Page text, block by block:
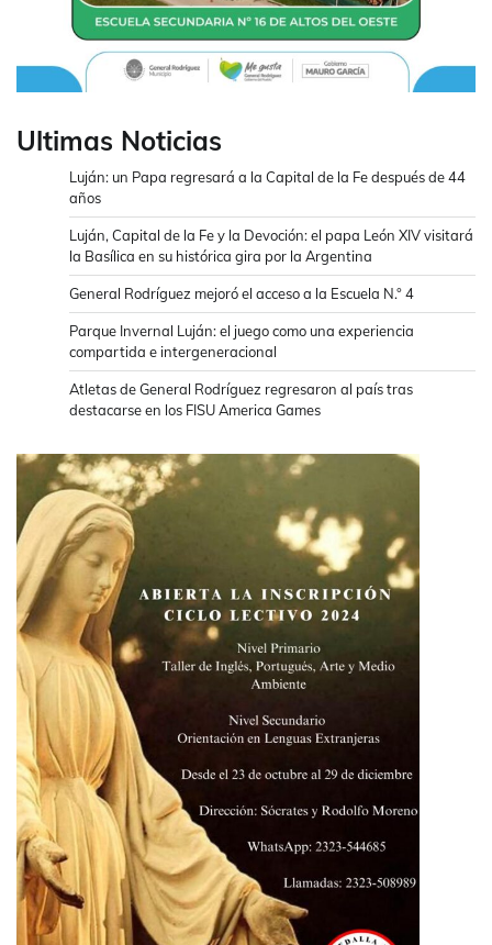
Ultimas Noticias
Luján: un Papa regresará a la Capital de la Fe después de 44
años
Luján, Capital de la Fe y la Devoción: el papa León XIV visitará
la Basílica en su histórica gira por la Argentina
General Rodríguez mejoró el acceso a la Escuela N.° 4
Parque Invernal Luján: el juego como una experiencia
compartida e intergeneracional
Atletas de General Rodríguez regresaron al país tras
destacarse en los FISU America Games